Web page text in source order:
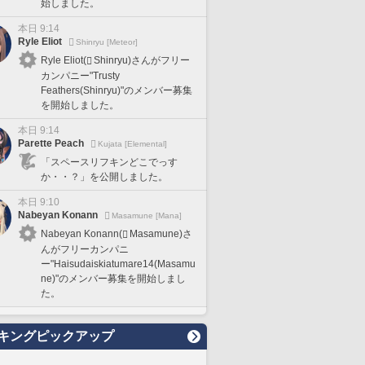
始しました。
本日 9:14
Ryle Eliot
Shinryu [Meteor]
Ryle Eliot(
Shinryu)さんがフリー
カンパニー"Trusty
Feathers(Shinryu)"のメンバー募集
を開始しました。
本日 9:14
Parette Peach
Kujata [Elemental]
「スペースリフキンどこでっす
か・・？」を公開しました。
本日 9:10
Nabeyan Konann
Masamune [Mana]
Nabeyan Konann(
Masamune)さ
んがフリーカンパニ
ー"Haisudaiskiatumare14(Masamu
ne)"のメンバー募集を開始しまし
た。
ングピックアップ